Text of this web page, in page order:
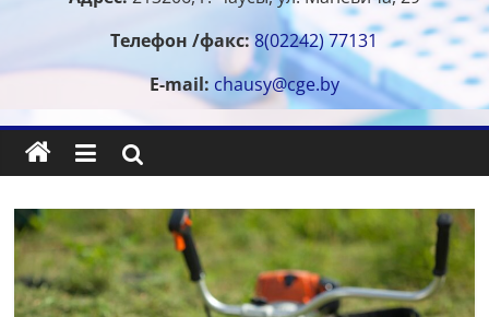
Телефон /факс:8(02242) 77131
E-mail: chausy@cge.by